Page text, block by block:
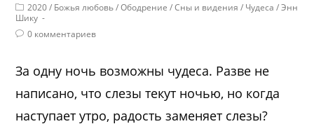
2020 / Божья любовь / Ободрение / Сны и видения / Чудеса / Энн
Шику
0 комментариев
За одну ночь возможны чудеса. Разве не
написано, что слезы текут ночью, но когда
наступает утро, радость заменяет слезы?